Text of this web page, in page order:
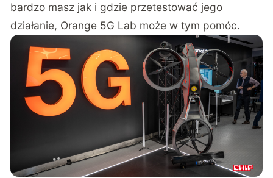
bardzo masz jak i gdzie przetestować jego
działanie, Orange 5G Lab może w tym pomóc.